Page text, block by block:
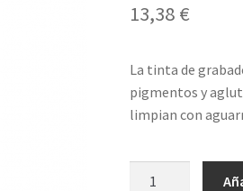
13,38 €
La tinta de
pigmentos y
limpian con